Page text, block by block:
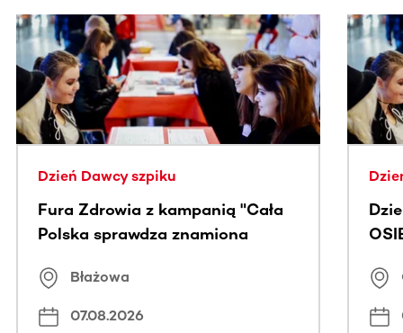
Ta sekcja zawiera treści przewijane w poziomie. Użyj
Dzień Dawcy szpiku
Fura Zdrowia z kampanią "Cała
Polska sprawdza znamiona
Błażowa
07.08.2026